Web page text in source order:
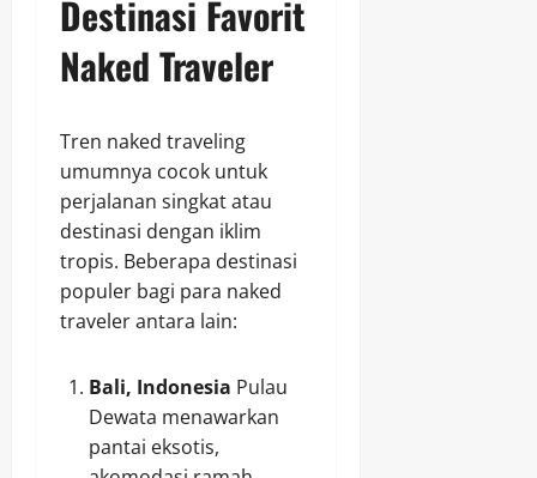
Destinasi Favorit
Naked Traveler
Tren naked traveling
umumnya cocok untuk
perjalanan singkat atau
destinasi dengan iklim
tropis. Beberapa destinasi
populer bagi para naked
traveler antara lain:
Bali, Indonesia Pulau
Dewata menawarkan
pantai eksotis,